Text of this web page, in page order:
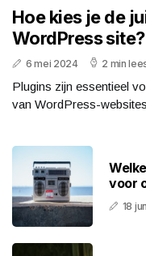
Hoe kies je de
WordPress site?
6 mei 2024 2 min
Plugins zijn essentieel
van WordPress-
voor
18